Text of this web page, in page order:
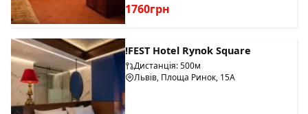
1760грн
!FEST Hotel Rynok Square
Дистанція: 500м
Львів, Площа Ринок, 15А